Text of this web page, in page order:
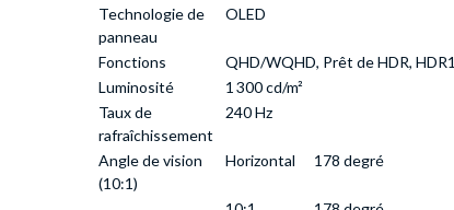
Technologie de
panneau
OLED
Fonctions
QHD/WQHD, Prêt de HDR,
Luminosité
1 300 cd/m²
Taux de
rafraîchissement
240 Hz
Angle de vision
(10:1)
Horizontal 178 degré